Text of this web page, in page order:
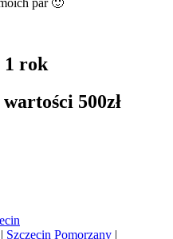
par 🙂
1 rok
500zł
| Szczecin Pomorzany |